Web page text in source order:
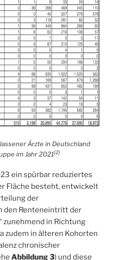
Ärzte in Deutschland
im Jahr 2021[2]
ein spürbar reduziertes
Fläche besteht, entwickelt
der
den Renteneintritt der
zunehmend in Richtung
zudem in älteren Kohorten
chronischer
Abbildung 3) und diese